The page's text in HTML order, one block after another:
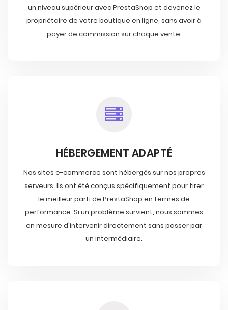
un niveau supérieur avec PrestaShop et devenez le
propriétaire de votre boutique en ligne, sans avoir à
payer de commission sur chaque vente.
HÉBERGEMENT ADAPTÉ
Nos sites e-commerce sont hébergés sur nos propres
serveurs. Ils ont été conçus spécifiquement pour tirer
le meilleur parti de PrestaShop en termes de
performance. Si un problème survient, nous sommes
en mesure d'intervenir directement sans passer par
un intermédiaire.